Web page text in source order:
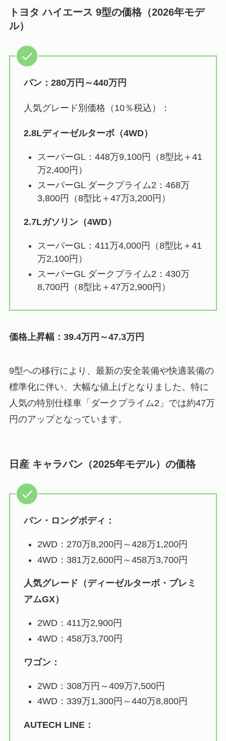
トヨタ ハイエース 9型の価格（2026年モデ
ル）
バン：280万円～440万円
人気グレード別価格（10％税込）：
2.8Lディーゼルターボ（4WD）
スーパーGL：448万9,100円（8型比＋41
万2,400円）
スーパーGL ダークプライム2：468万
3,800円（8型比＋47万3,200円）
2.7Lガソリン（4WD）
スーパーGL：411万4,000円（8型比＋41
万2,100円）
スーパーGL ダークプライム2：430万
8,700円（8型比＋47万2,900円）
価格上昇幅：39.4万円～47.3万円
9型への移行により、最新の安全装備や快適装備の
標準化に伴い、大幅な値上げとなりました。特に
人気の特別仕様車「ダークプライム2」では約47万
円のアップとなっています。
日産 キャラバン（2025年モデル）の価格
バン・ロングボディ：
2WD：270万8,200円～428万1,200円
4WD：381万2,600円～458万3,700円
人気グレード（ディーゼルターボ・プレミ
アムGX）
2WD：411万2,900円
4WD：458万3,700円
ワゴン：
2WD：308万円～409万7,500円
4WD：339万1,300円～440万8,800円
AUTECH LINE：